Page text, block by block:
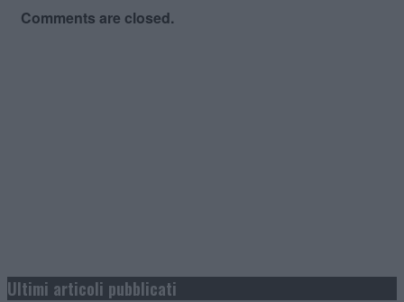
Comments are closed.
Ultimi articoli pubblicati